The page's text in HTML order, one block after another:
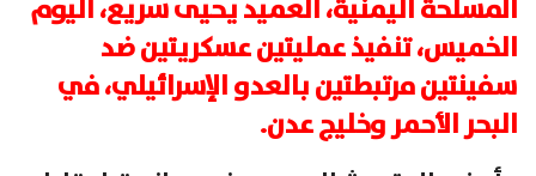
المسلحة اليمنية، العميد يحيى سريع، اليوم
الخميس، تنفيذ عمليتين عسكريتين ضد
سفينتين مرتبطتين بالعدو الإسرائيلي، في
البحر الأحمر وخليج عدن.